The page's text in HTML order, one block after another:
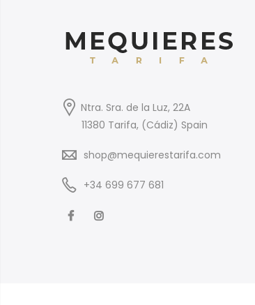
Ntra. Sra. de la Luz, 22A
11380 Tarifa, (Cádiz) Spain
shop@mequierestarifa.com
+34 699 677 681